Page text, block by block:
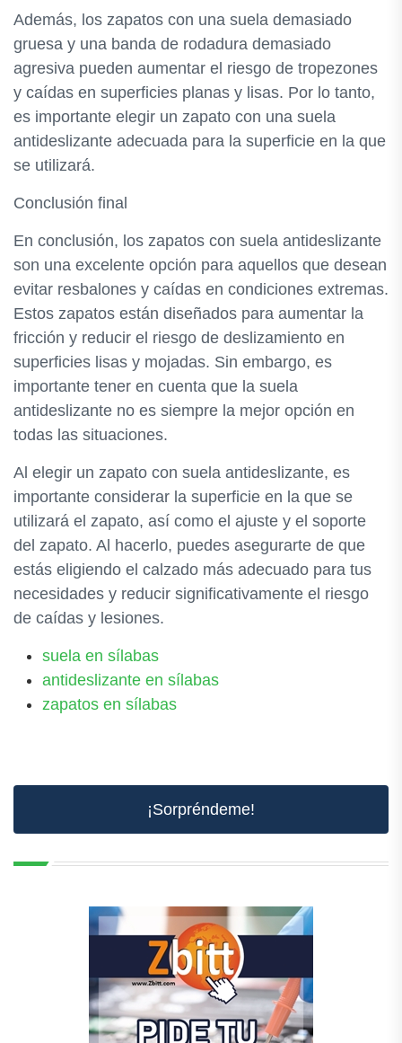
Además, los zapatos con una suela demasiado
gruesa y una banda de rodadura demasiado
agresiva pueden aumentar el riesgo de tropezones
y caídas en superficies planas y lisas. Por lo tanto,
es importante elegir un zapato con una suela
antideslizante adecuada para la superficie en la que
se utilizará.
Conclusión final
En conclusión, los zapatos con suela antideslizante
son una excelente opción para aquellos que desean
evitar resbalones y caídas en condiciones extremas.
Estos zapatos están diseñados para aumentar la
fricción y reducir el riesgo de deslizamiento en
superficies lisas y mojadas. Sin embargo, es
importante tener en cuenta que la suela
antideslizante no es siempre la mejor opción en
todas las situaciones.
Al elegir un zapato con suela antideslizante, es
importante considerar la superficie en la que se
utilizará el zapato, así como el ajuste y el soporte
del zapato. Al hacerlo, puedes asegurarte de que
estás eligiendo el calzado más adecuado para tus
necesidades y reducir significativamente el riesgo
de caídas y lesiones.
suela en sílabas
antideslizante en sílabas
zapatos en sílabas
¡Sorpréndeme!